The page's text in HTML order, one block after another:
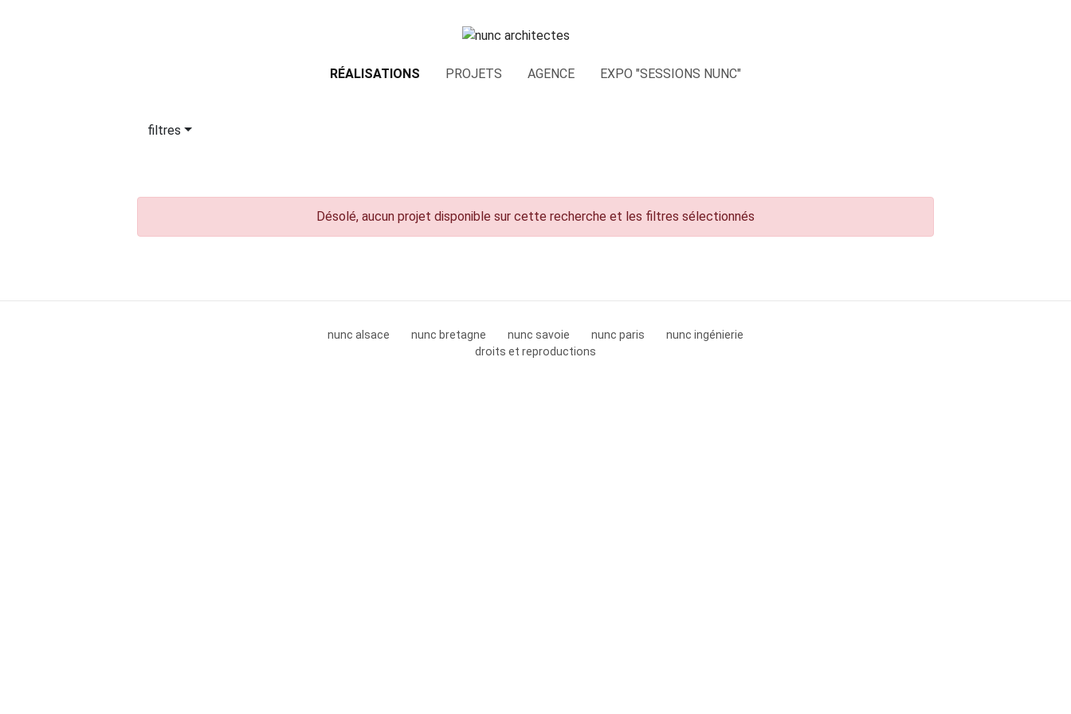
RÉALISATIONS PROJETS AGENCE EXPO "SESSIONS NUNC"
filtres
Désolé, aucun projet disponible sur cette recherche et les filtres sélectionnés
nunc alsace nunc bretagne nunc savoie nunc paris
nunc ingénierie
droits et reproductions